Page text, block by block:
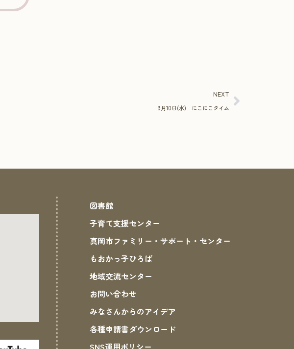
NEXT
9月10日(水) にこにこタイム
図書館
子育て支援センター
真岡市ファミリー・サポート・センター
もおかっ子ひろば
地域交流センター
お問い合わせ
みなさんからのアイデア
各種申請書ダウンロード
SNS運⽤ポリシー